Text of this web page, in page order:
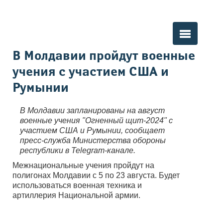
Вы здесь
В Молдавии пройдут военные
учения с участием США и
Румынии
В Молдавии запланированы на август
военные учения "Огненный щит-2024" с
участием США и Румынии, сообщает
пресс-служба Министерства обороны
республики в Telegram-канале.
Межнациональные учения пройдут на
полигонах Молдавии с 5 по 23 августа. Будет
использоваться военная техника и
артиллерия Национальной армии.